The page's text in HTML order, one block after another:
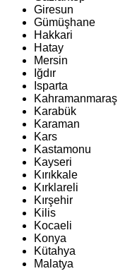
Giresun
Gümüşhane
Hakkari
Hatay
Mersin
Iğdır
Isparta
Kahramanmaraş
Karabük
Karaman
Kars
Kastamonu
Kayseri
Kırıkkale
Kırklareli
Kırşehir
Kilis
Kocaeli
Konya
Kütahya
Malatya